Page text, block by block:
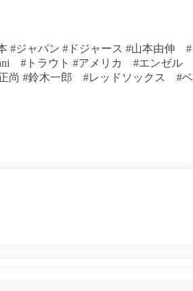
#ジャパン #ドジャース #山本由伸 #
#トラウト #アメリカ #エンゼル
尚 #鈴木一郎 #レッドソックス #ベ